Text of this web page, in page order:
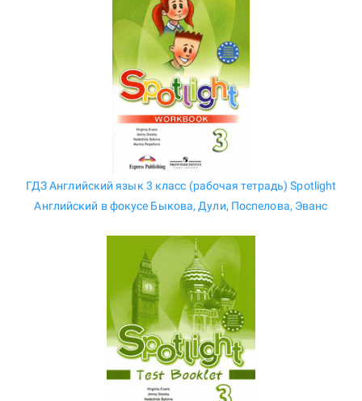
ГДЗ Английский язык 3 класс (рабочая тетрадь) Spotlight
Английский в фокусе Быкова, Дули, Поспелова, Эванс